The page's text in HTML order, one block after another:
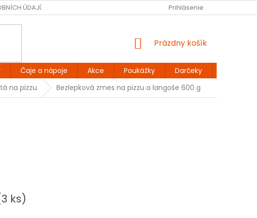
ÚDAJŮ KONTAKT DOPRAVA A PLATBA
Prihlásenie
NÁKUPNÝ
Prázdny košík
Čaje a nápoje Akce Poukážky Darčeky
na pizzu Bezlepková zmes na pizzu a langoše 600 g
ks)